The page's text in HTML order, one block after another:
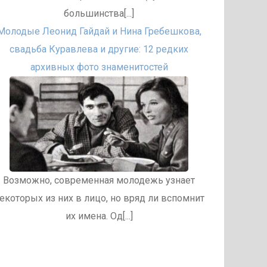
большинства[...]
Леонид Гайдай и Нина Гребешкова,
свадьба Куравлева и другие: 12 редких
архивных фото знаменитостей
Возможно, современная молодежь узнает
из них в лицо, но вряд ли вспомнит
их имена. Од[...]